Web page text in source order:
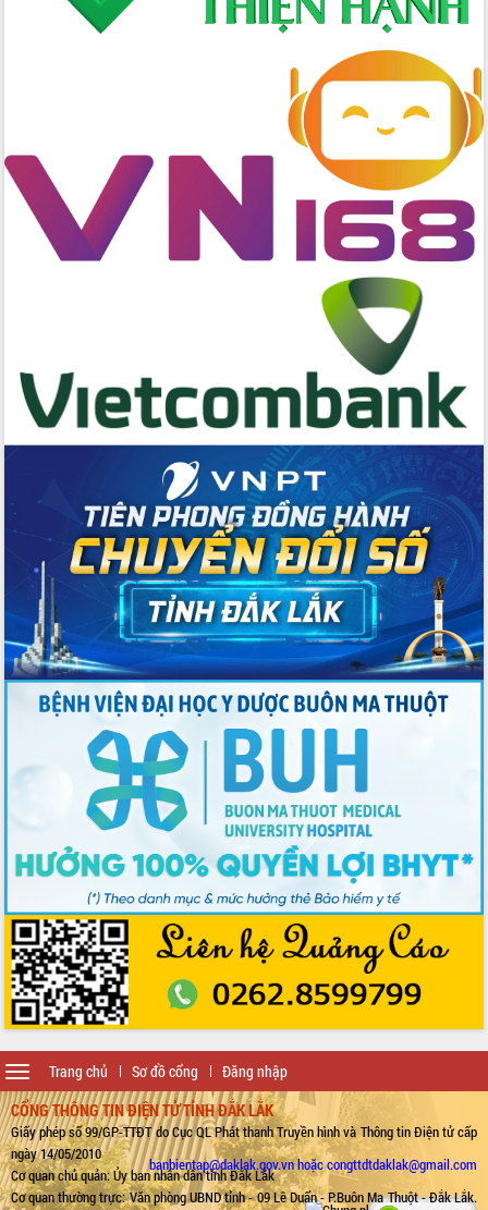
Trang chủ Sơ đồ cổng Đăng nhập
Toggle
navigation
CỔNG THÔNG TIN ĐIỆN TỬ TỈNH ĐẮK LẮK
Giấy phép số 99/GP-TTĐT do Cục QL Phát thanh Truyền hình và Thông tin Điện tử cấp
ngày 14/05/2010
Cơ quan chủ quản: Ủy ban nhân dân tỉnh Đắk Lắk
Cơ quan thường trực: Văn phòng UBND tỉnh - 09 Lê Duẩn - P.Buôn Ma Thuột - Đắk Lắk.
banbientap@daklak.gov.vn hoặc congttdtdaklak@gmail.com